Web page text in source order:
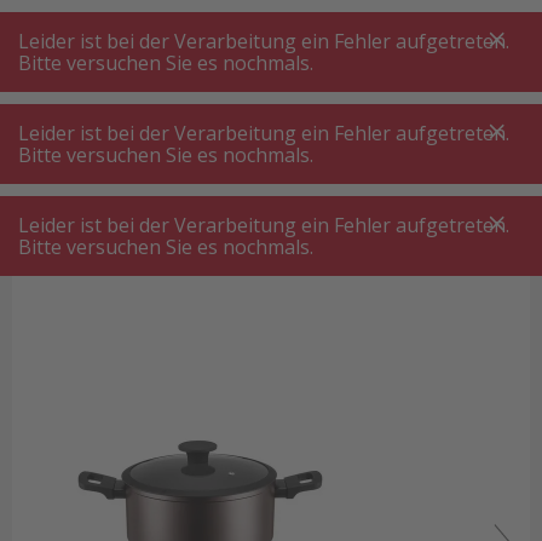
A +++
A+++
A +++
A+++
MyPost
MyPost
MENÜ SUCHE
Topf Mäser 934098 STELLARA Kochtopfset 4-tlg. Bronze
Mäser 934098 STELLARA Kochtopfset
4-tlg. Bronze
Leider ist bei der Verarbeitung ein Fehler aufgetreten.
Bitte versuchen Sie es nochmals.
Leider ist bei der Verarbeitung ein Fehler aufgetreten.
Bitte versuchen Sie es nochmals.
Leider ist bei der Verarbeitung ein Fehler aufgetreten.
Bitte versuchen Sie es nochmals.